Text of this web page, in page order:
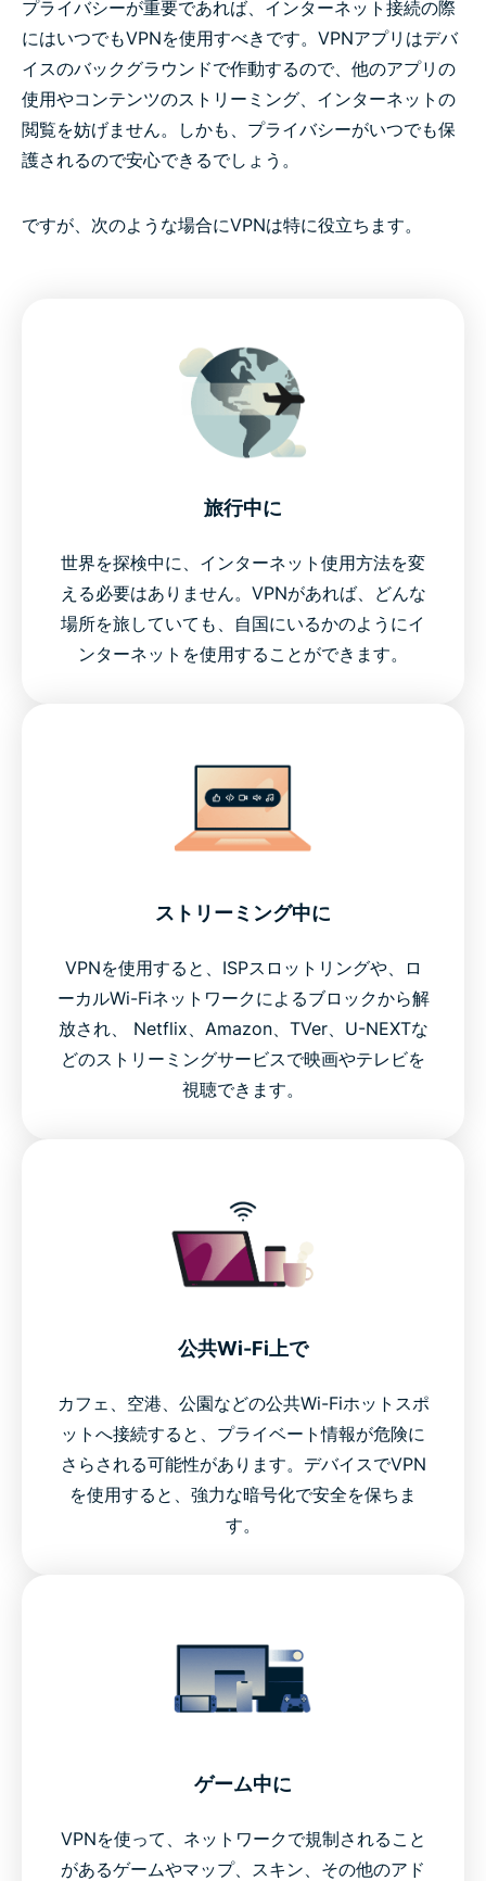
プライバシーが重要であれば、インターネット接続の際
にはいつでもVPNを使用すべきです。VPNアプリはデバ
イスのバックグラウンドで作動するので、他のアプリの
使用やコンテンツのストリーミング、インターネットの
閲覧を妨げません。しかも、プライバシーがいつでも保
護されるので安心できるでしょう。
ですが、次のような場合にVPNは特に役立ちます。
旅行中に
世界を探検中に、インターネット使用方法を変
える必要はありません。VPNがあれば、どんな
場所を旅していても、自国にいるかのようにイ
ンターネットを使用することができます。
ストリーミング中に
VPNを使用すると、ISPスロットリングや、ロ
ーカルWi-Fiネットワークによるブロックから解
放され、 Netflix、Amazon、TVer、U-NEXTな
どのストリーミングサービスで映画やテレビを
視聴できます。
公共Wi-Fi上で
カフェ、空港、公園などの公共Wi-Fiホットスポ
ットへ接続すると、プライベート情報が危険に
さらされる可能性があります。デバイスでVPN
を使用すると、強力な暗号化で安全を保ちま
す。
ゲーム中に
VPNを使って、ネットワークで規制されること
があるゲームやマップ、スキン、その他のアド